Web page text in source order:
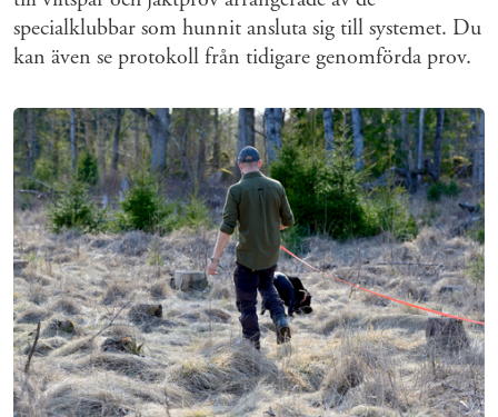
specialklubbar som hunnit ansluta sig till systemet. Du
kan även se protokoll från tidigare genomförda prov.